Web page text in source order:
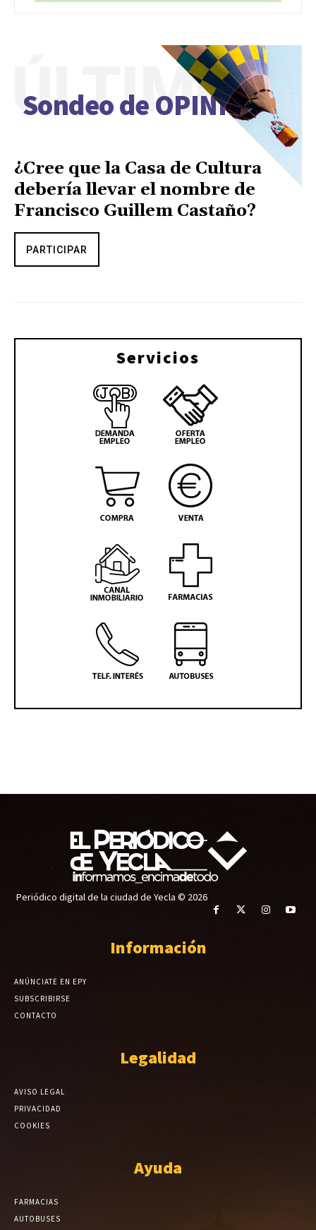
Sondeo de OPINIÓN
ÚLTIMO
¿Cree que la Casa de Cultura
debería llevar el nombre de
Francisco Guillem Castaño?
PARTICIPAR
Servicios
Periódico digital de la ciudad de Yecla © 2026
Información
ANÚNCIATE EN EPY
SUBSCRIBIRSE
CONTACTO
Legalidad
AVISO LEGAL
PRIVACIDAD
COOKIES
Ayuda
FARMACIAS
AUTOBUSES